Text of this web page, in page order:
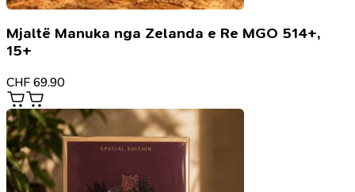
Mjaltë Manuka nga Zelanda e Re MGO 514+,
15+
CHF 69.90